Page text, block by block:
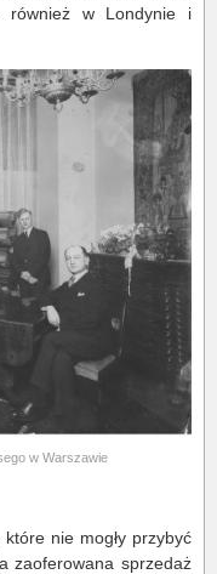
również w Londynie i
w Warszawie
nie mogły przybyć
zaoferowana sprzedaż